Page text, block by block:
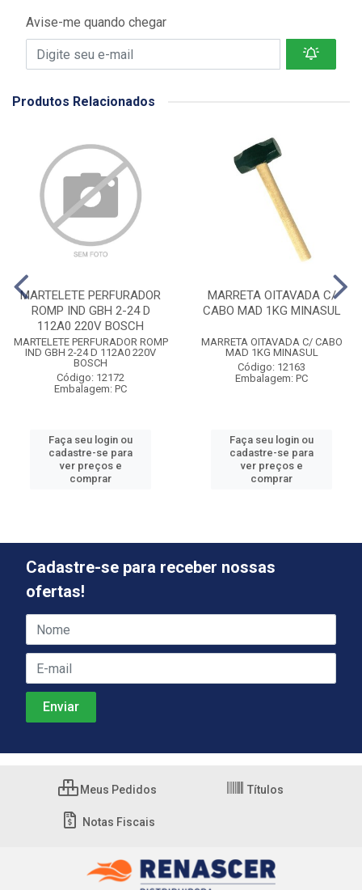
Avise-me quando chegar
Produtos Relacionados
MARTELETE PERFURADOR
ROMP IND GBH 2-24 D
112A0 220V BOSCH
MARTELETE PERFURADOR ROMP
IND GBH 2-24 D 112A0 220V
BOSCH
Código: 12172
Embalagem: PC
Faça seu login ou
cadastre-se para
ver preços e
comprar
MARRETA OITAVADA C/
CABO MAD 1KG MINASUL
MARRETA OITAVADA C/ CABO
MAD 1KG MINASUL
Código: 12163
Embalagem: PC
Faça seu login ou
cadastre-se para
ver preços e
comprar
Cadastre-se para receber nossas
ofertas!
Meus Pedidos Títulos
Notas Fiscais